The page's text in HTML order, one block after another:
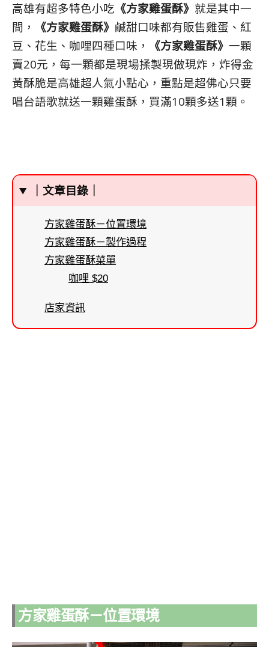
高雄有超多特色小吃 《方家雞蛋酥》 就是其中一
間，
《方家雞蛋酥》 鹹甜口味都有販售雞蛋、紅
豆、花生、咖哩四種口味，
《方家雞蛋酥》 一顆
賣20元，每一顆都是現場揉製現做現炸，炸得金
黃酥脆是高雄超人氣小點心，重點是超佛心只要
唱台語歌就送一顆雞蛋酥，買滿10顆多送1顆。
｜文章目錄｜
方家雞蛋酥－位置環境
方家雞蛋酥－製作過程
方家雞蛋酥菜單
咖哩 $20
店家資訊
方家雞蛋酥－位置環境